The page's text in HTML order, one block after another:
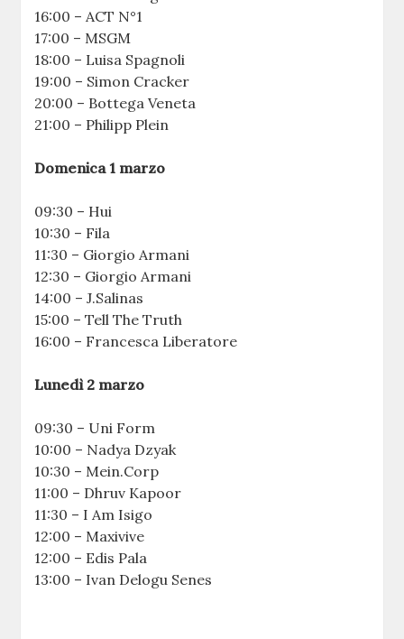
16:00 – ACT N°1
17:00 – MSGM
18:00 – Luisa Spagnoli
19:00 – Simon Cracker
20:00 – Bottega Veneta
21:00 – Philipp Plein
Domenica 1 marzo
09:30 – Hui
10:30 – Fila
11:30 – Giorgio Armani
12:30 – Giorgio Armani
14:00 – J.Salinas
15:00 – Tell The Truth
16:00 – Francesca Liberatore
Lunedì 2 marzo
09:30 – Uni Form
10:00 – Nadya Dzyak
10:30 – Mein.Corp
11:00 – Dhruv Kapoor
11:30 – I Am Isigo
12:00 – Maxivive
12:00 – Edis Pala
13:00 – Ivan Delogu Senes